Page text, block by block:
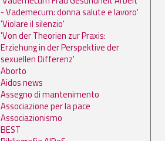
- Vademecum: donna salute e lavoro'
'Violare il silenzio'
'Von der Theorien zur Praxis:
Erziehung in der Perspektive der
sexuellen Differenz'
Aborto
Aidos news
Assegno di mantenimento
Associazione per la pace
Associazionismo
BEST